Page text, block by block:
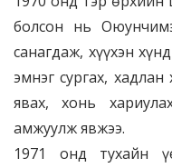
болсон нь
санагдаж, хүүхэн
эмнэг сургах,
явах, хонь
амжуулж явжээ.
1971 онд тухайн